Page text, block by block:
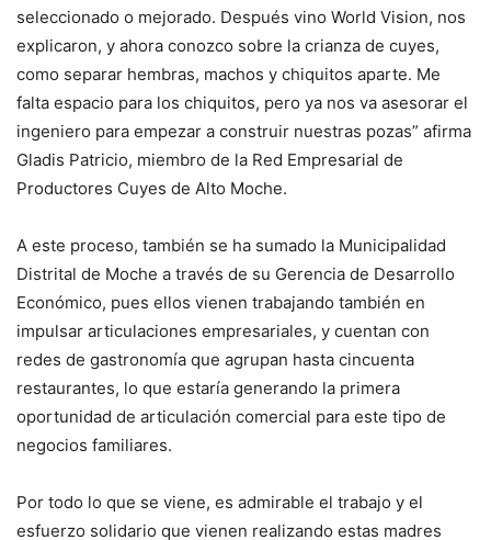
seleccionado o mejorado. Después vino World Vision, nos
explicaron, y ahora conozco sobre la crianza de cuyes,
como separar hembras, machos y chiquitos aparte. Me
falta espacio para los chiquitos, pero ya nos va asesorar el
ingeniero para empezar a construir nuestras pozas” afirma
Gladis Patricio, miembro de la Red Empresarial de
Productores Cuyes de Alto Moche.
A este proceso, también se ha sumado la Municipalidad
Distrital de Moche a través de su Gerencia de Desarrollo
Económico, pues ellos vienen trabajando también en
impulsar articulaciones empresariales, y cuentan con
redes de gastronomía que agrupan hasta cincuenta
restaurantes, lo que estaría generando la primera
oportunidad de articulación comercial para este tipo de
negocios familiares.
Por todo lo que se viene, es admirable el trabajo y el
esfuerzo solidario que vienen realizando estas madres